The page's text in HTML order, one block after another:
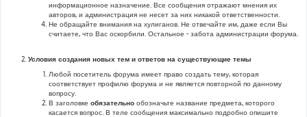
информационное назначение. Все сообщения отражают мнения их
авторов, и администрация не несет за них никакой ответственности.
Не обращайте внимания на хулиганов. Не отвечайте им, даже если Вы
считаете, что Вас оскорбили. Остальное - забота администрации форума.
Условия создания новых тем и ответов на существующие темы
Любой посетитель форума имеет право создать тему, которая
соответствует профилю форума и не является повторной по данному
вопросу.
В заголовке обязательно обозначьте название предмета, которого
касается вопрос. В теле сообщения максимально подробно опишите